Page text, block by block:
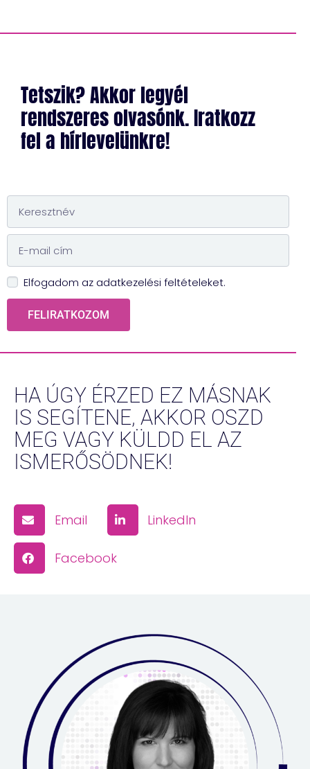
Tetszik? Akkor legyél
rendszeres olvasónk. Iratkozz
fel a hírlevelünkre!
Elfogadom az adatkezelési feltételeket.
FELIRATKOZOM
HA ÚGY ÉRZED EZ MÁSNAK
IS SEGÍTENE, AKKOR OSZD
MEG VAGY KÜLDD EL AZ
ISMERŐSÖDNEK!
Email LinkedIn
Facebook